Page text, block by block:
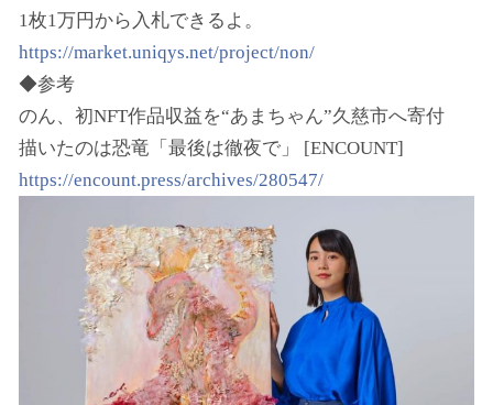
1枚1万円から入札できるよ。
https://market.uniqys.net/project/non/
◆参考
のん、初NFT作品収益を“あまちゃん”久慈市へ寄付
描いたのは恐竜「最後は徹夜で」 [ENCOUNT]
https://encount.press/archives/280547/